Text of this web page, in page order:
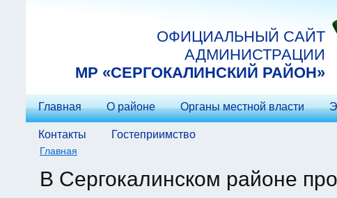
ОФИЦИАЛЬНЫЙ САЙТ
АДМИНИСТРАЦИИ
МP «СЕРГОКАЛИНСКИЙ РАЙОН»
Главная О районе Органы местной власти
Контакты Гостеприимство
Вы здесь
Главная
В Сергокалинском районе